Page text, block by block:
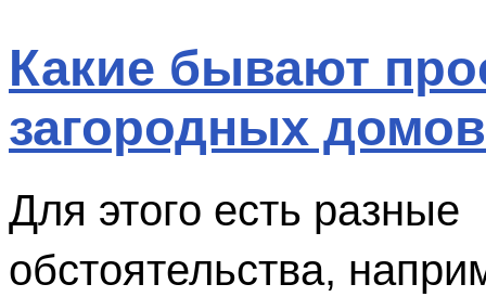
Какие бывают
загородных домов
Для этого есть разные
обстоятельства,